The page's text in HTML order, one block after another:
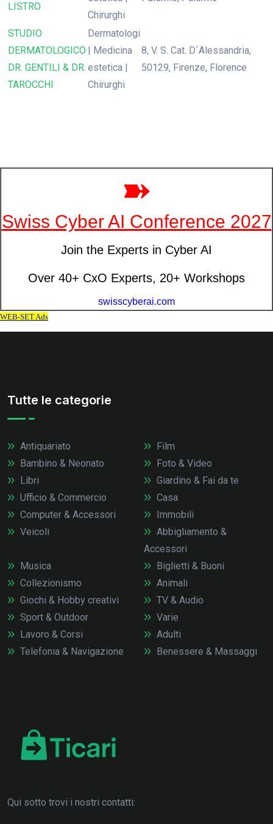
LISTRO
Chirurghi
STUDIO
DERMATOLOGICO
DR. GENTILI & DR.
TAROCCHI
Dermatologi
| Medicina
estetica |
Chirurghi
8, V. S. Cat. D´Alessandria,
50129, Firenze, Florence
Tutte le categorie
Antiquariato
Bambino & Neonato
Libri
Ufficio & Commercio
Computer & Accessori
Veicoli
Film
Foto & Video
Giardino & Fai da te
Casa
Immobili
Abbigliamento &
Accessori
Musica
Collezionismo
Giochi & Hobby creativi
Sport & Outdoor
Lavoro & Corsi
Telefonia & Navigazione
Biglietti & Buoni
Animali
TV & Audio
Varie
Adulti
Benessere & Massaggi
Qui sotto trovi i nostri contatti: